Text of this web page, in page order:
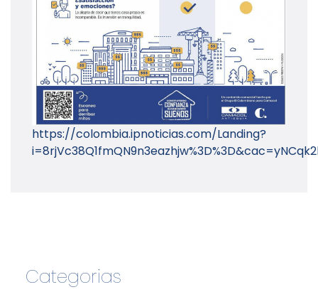
https://colombia.ipnoticias.com/Landing?
Categorias